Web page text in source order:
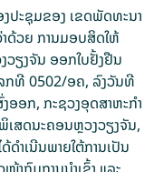
ະຊຸມຂອງ ເຂດພັດທະນາ
ດ້ວຍ ການມອບສິດໃຫ້
ຽງຈັນ ອອກໃບຢັ້ງຢືນ
ກທີ 0502/ອຄ, ລົງວັນທີ
ອອກ, ກະຊວງອຸດສາຫະກຳ
ເສດນະຄອນຫຼວງວຽງຈັນ,
ຳເນີນພາຍໃຕ້ການເປັນ